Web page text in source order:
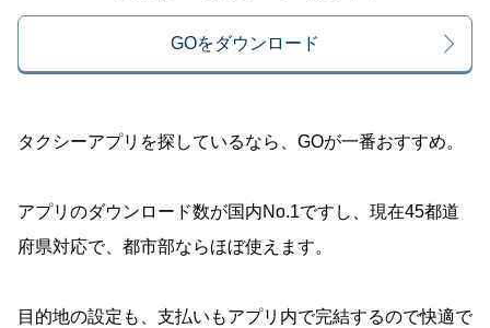
GOをダウンロード
タクシーアプリを探しているなら、GOが一番おすすめ。
アプリのダウンロード数が国内No.1ですし、現在45都道
府県対応で、都市部ならほぼ使えます。
目的地の設定も、支払いもアプリ内で完結するので快適で